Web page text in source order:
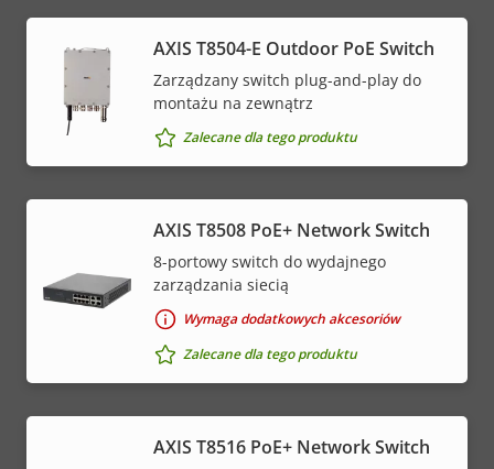
AXIS T8504-E Outdoor PoE Switch
Zarządzany switch plug-and-play do
montażu na zewnątrz
Zalecane dla tego produktu
AXIS T8508 PoE+ Network Switch
8-portowy switch do wydajnego
zarządzania siecią
Wymaga dodatkowych akcesoriów
Zalecane dla tego produktu
AXIS T8516 PoE+ Network Switch